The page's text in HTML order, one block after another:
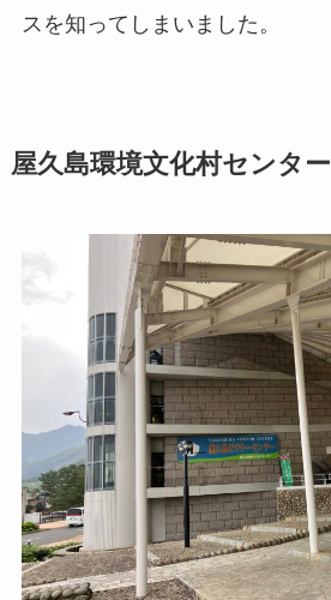
スを知ってしまいました。
屋久島環境文化村センター